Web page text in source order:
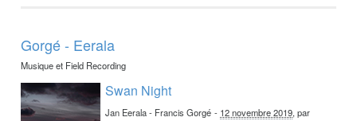
Gorgé - Eerala
Musique et Field Recording
Swan Night
Jan Eerala - Francis Gorgé - 12 novembre 2019, par